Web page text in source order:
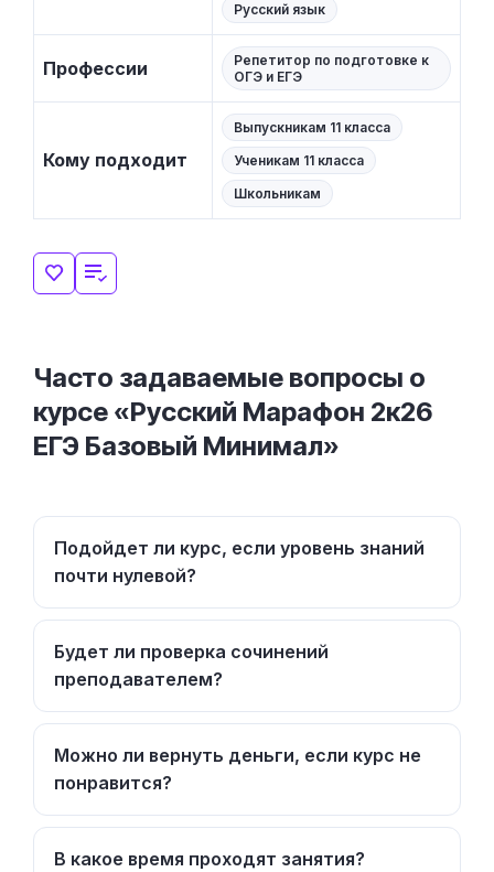
Русский язык
Профессии
Репетитор по подготовке к
ОГЭ и ЕГЭ
Кому подходит
Выпускникам 11 класса
Ученикам 11 класса
Школьникам
Часто задаваемые вопросы о
курсе «Русский Марафон 2к26
ЕГЭ Базовый Минимал»
Подойдет ли курс, если уровень знаний
почти нулевой?
Будет ли проверка сочинений
преподавателем?
Можно ли вернуть деньги, если курс не
понравится?
В какое время проходят занятия?